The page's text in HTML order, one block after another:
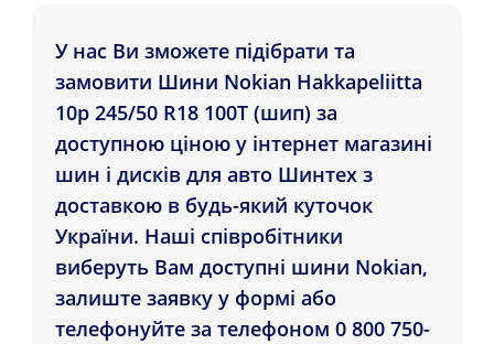
У нас Ви зможете підібрати та
замовити Шини Nokian Hakkapeliitta
10p 245/50 R18 100T (шип) за
доступною ціною у інтернет магазині
шин і дисків для авто Шинтех з
доставкою в будь-який куточок
України. Наші співробітники
виберуть Вам доступні шини Nokian,
залиште заявку у формі або
телефонуйте за телефоном 0 800 750-